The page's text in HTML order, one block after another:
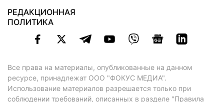
РЕДАКЦИОННАЯ
ПОЛИТИКА
Все права на материалы, опубликованные на данном
ресурсе, принадлежат ООО "ФОКУС МЕДИА".
Использование материалов разрешается только при
соблюдении требований, описанных в разделе "Правила